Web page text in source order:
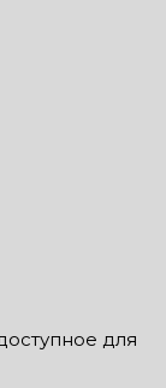
для